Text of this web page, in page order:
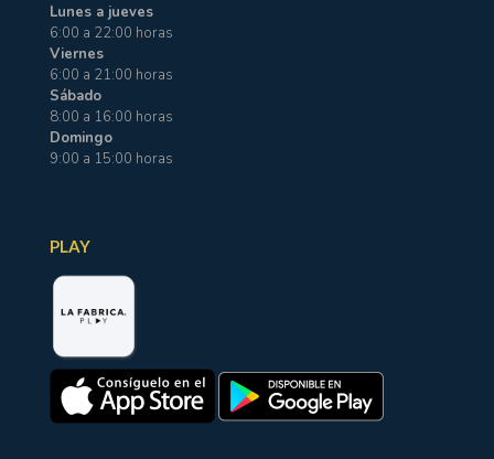
Lunes a jueves
6:00 a 22:00 horas
Viernes
6:00 a 21:00 horas
Sábado
8:00 a 16:00 horas
Domingo
9:00 a 15:00 horas
PLAY